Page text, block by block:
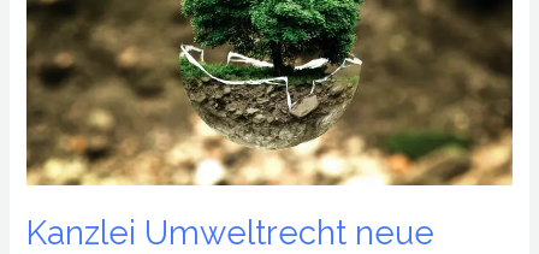
Kanzlei Umweltrecht neue
Entwicklungschancen